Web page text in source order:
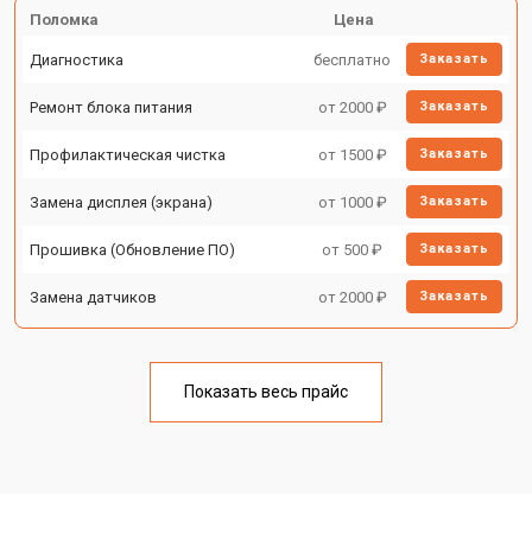
Поломка Цена
Диагностика бесплатно Заказать
Ремонт блока питания от 2000 ₽ Заказать
Профилактическая чистка от 1500 ₽ Заказать
Замена дисплея (экрана) от 1000 ₽ Заказать
Прошивка (Обновление ПО) от 500 ₽ Заказать
Замена датчиков от 2000 ₽ Заказать
Показать весь прайс